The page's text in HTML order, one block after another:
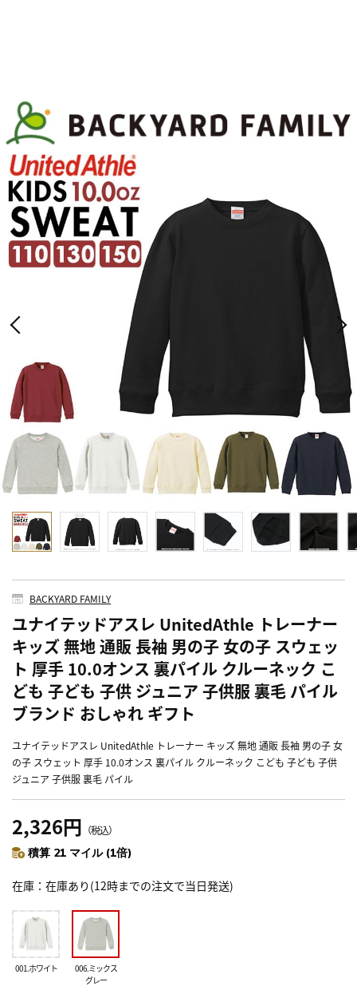
BACKYARD FAMILY
ユナイテッドアスレ UnitedAthle トレーナー
キッズ 無地 通販 長袖 男の子 女の子 スウェッ
ト 厚手 10.0オンス 裏パイル クルーネック こ
ども 子ども 子供 ジュニア 子供服 裏毛 パイル
ブランド おしゃれ ギフト
ユナイテッドアスレ UnitedAthle トレーナー キッズ 無地 通販 長袖 男の子 女
の子 スウェット 厚手 10.0オンス 裏パイル クルーネック こども 子ども 子供
ジュニア 子供服 裏毛 パイル
2,326円 （税込）
積算 21 マイル (1倍)
在庫 在庫あり(12時までの注文で当日発送)
001.ホワイト
006.ミックス
グレー